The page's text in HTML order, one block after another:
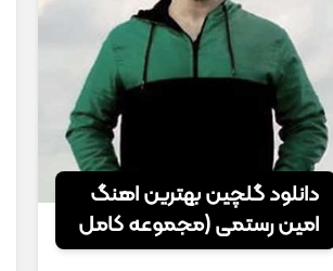
دانلود گلچین بهترین اهنگ
امین رستمی (مجموعه کامل
MP3)